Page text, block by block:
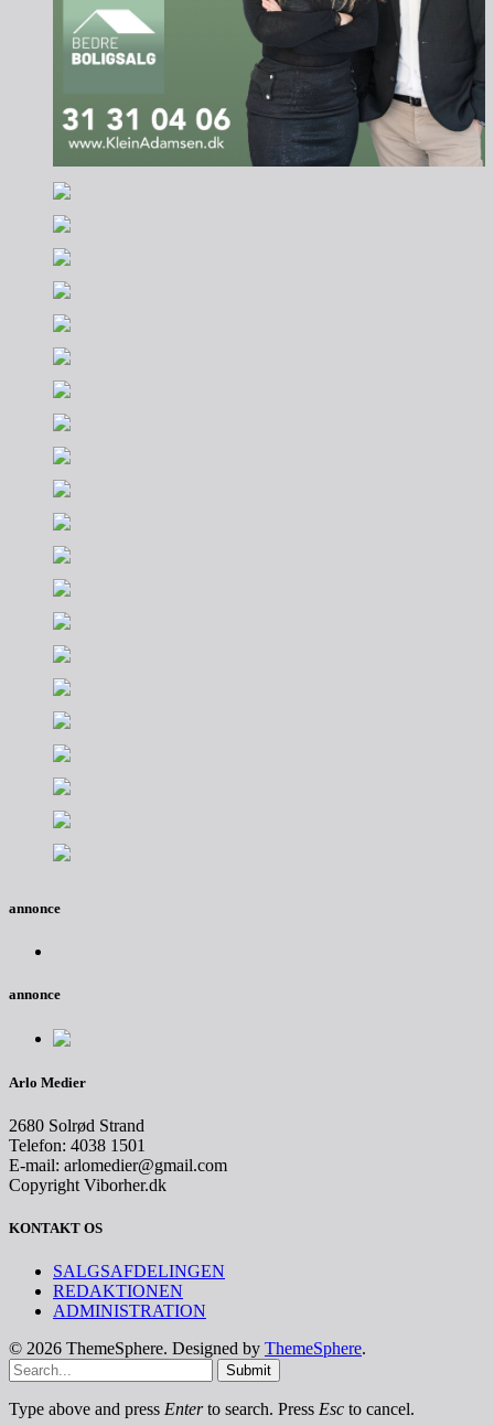
annonce
annonce
Arlo Medier
2680 Solrød Strand
Telefon: 4038 1501
E-mail: arlomedier@gmail.com
Copyright Viborher.dk
KONTAKT OS
SALGSAFDELINGEN
REDAKTIONEN
ADMINISTRATION
© 2026 ThemeSphere. Designed by ThemeSphere.
Submit
Type above and press Enterto search. Press Esc to cancel.